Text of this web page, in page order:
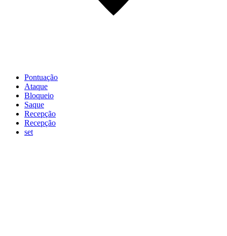
Pontuação
Ataque
Bloqueio
Saque
Recepção
Recepção
set